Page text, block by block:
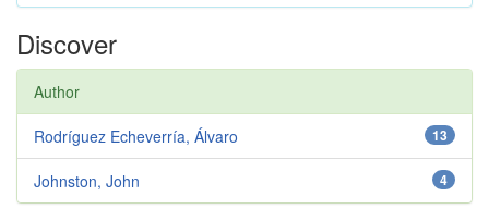
Discover
Author
13
Rodríguez Echeverría, Álvaro
4
Johnston, John